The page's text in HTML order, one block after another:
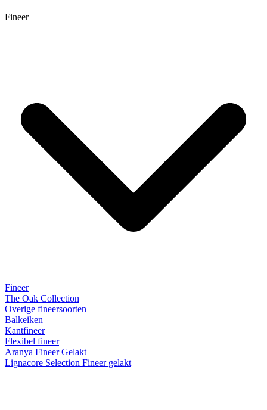
Fineer
Fineer
The Oak Collection
Overige fineersoorten
Balkeiken
Kantfineer
Flexibel fineer
Aranya Fineer Gelakt
Lignacore Selection Fineer gelakt